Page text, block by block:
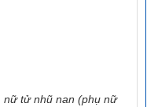
nữ tử nhũ nan (phụ nữ